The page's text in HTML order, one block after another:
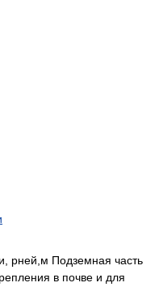
Подземная часть
в почве и для